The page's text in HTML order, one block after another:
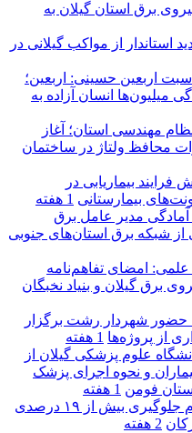
برق استان گیلان به
استاندار از مواکب گیلانی در
اربعین حسینی: اربعین؛
میلیون‌ها انسان آزاده به
مهندسی استان؛ آغاز
محافظ ولتاژ در ساختمان
بیماریابی در
بیمارستانی 1 هفته
مدیر عامل برق
از شبكه برق استان‌های جنوبی
علمی: امضای تفاهم‌نامه
برق گیلان و بنیاد نخبگان
حضور شهردار رشت برگزار
از پروژه‌ها 1 هفته
علوم پزشکی گیلان از
و نحوه اجرای پزشک
فومن 1 هفته
با استفاده از تعمیرات خط گرم جلوگیری بیش از ۱۹ درصدی
2 هفته